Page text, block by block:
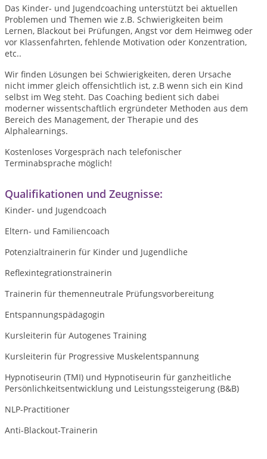
Das Kinder- und Jugendcoaching unterstützt bei aktuellen
Problemen und Themen wie z.B. Schwierigkeiten beim
Lernen, Blackout bei Prüfungen, Angst vor dem Heimweg oder
vor Klassenfahrten, fehlende Motivation oder Konzentration,
etc..
Wir finden Lösungen bei Schwierigkeiten, deren Ursache
nicht immer gleich offensichtlich ist, z.B wenn sich ein Kind
selbst im Weg steht. Das Coaching bedient sich dabei
moderner wissentschaftlich ergründeter Methoden aus dem
Bereich des Management, der Therapie und des
Alphalearnings.
Kostenloses Vorgespräch nach telefonischer
Terminabsprache möglich!
Qualifikationen und Zeugnisse:
Kinder- und Jugendcoach
Eltern- und Familiencoach
Potenzialtrainerin für Kinder und Jugendliche
Reflexintegrationstrainerin
Trainerin für themenneutrale Prüfungsvorbereitung
Entspannungspädagogin
Kursleiterin für Autogenes Training
Kursleiterin für Progressive Muskelentspannung
Hypnotiseurin (TMI) und Hypnotiseurin für ganzheitliche
Persönlichkeitsentwicklung und Leistungssteigerung (B&B)
NLP-Practitioner
Anti-Blackout-Trainerin